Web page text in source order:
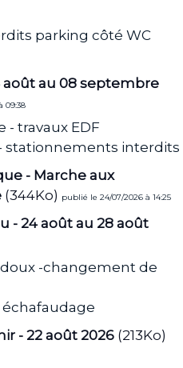
parking côté WC
août au 08 septembre
09:38
- travaux EDF
stationnements interdits
- Marche aux
(344Ko) publié le 24/07/2026 à 14:25
- 24 août au 28 août
-changement de
- 22 août 2026 (213Ko)